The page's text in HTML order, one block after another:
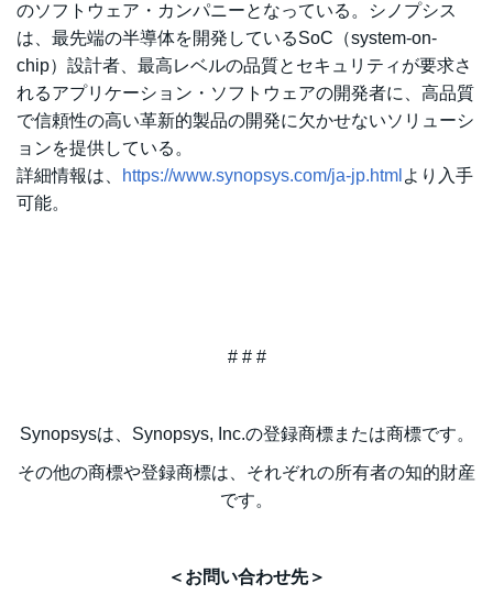
のソフトウェア・カンパニーとなっている。シノプシス
は、最先端の半導体を開発しているSoC（system-on-
chip）設計者、最高レベルの品質とセキュリティが要求さ
れるアプリケーション・ソフトウェアの開発者に、高品質
で信頼性の高い革新的製品の開発に欠かせないソリューシ
ョンを提供している。
詳細情報は、
https://www.synopsys.com/ja-jp.html より入手
可能。
# # #
Synopsysは、Synopsys, Inc.の登録商標または商標です。
その他の商標や登録商標は、それぞれの所有者の知的財産
です。
＜お問い合わせ先＞